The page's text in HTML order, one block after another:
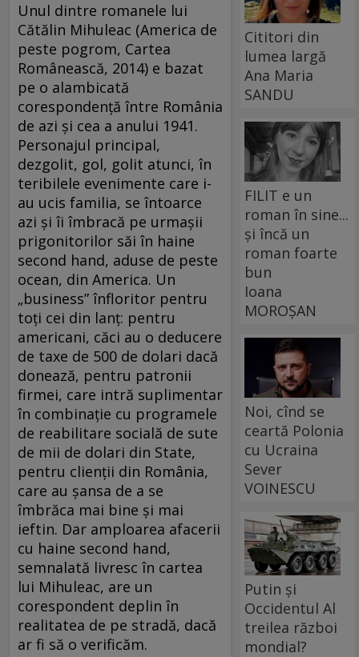
Unul dintre romanele lui
Cătălin Mihuleac (America de
peste pogrom, Cartea
Românească, 2014) e bazat
pe o alambicată
corespondenţă între România
de azi şi cea a anului 1941.
Personajul principal,
dezgolit, gol, golit atunci, în
teribilele evenimente care i-
au ucis familia, se întoarce
azi şi îi îmbracă pe urmaşii
prigonitorilor săi în haine
second hand, aduse de peste
ocean, din America. Un
„business” înfloritor pentru
toţi cei din lanţ: pentru
americani, căci au o deducere
de taxe de 500 de dolari dacă
donează, pentru patronii
firmei, care intră suplimentar
în combinaţie cu programele
de reabilitare socială de sute
de mii de dolari din State,
pentru clienţii din România,
care au şansa de a se
îmbrăca mai bine şi mai
ieftin. Dar amploarea afacerii
cu haine second hand,
semnalată livresc în cartea
lui Mihuleac, are un
corespondent deplin în
realitatea de pe stradă, dacă
ar fi să o verificăm.
Cititori din
lumea largă
Ana Maria
SANDU
FILIT e un
roman în sine...
și încă un
roman foarte
bun
Ioana
MOROȘAN
Noi, cînd se
ceartă Polonia
cu Ucraina
Sever
VOINESCU
Putin și
Occidentul Al
treilea război
mondial?